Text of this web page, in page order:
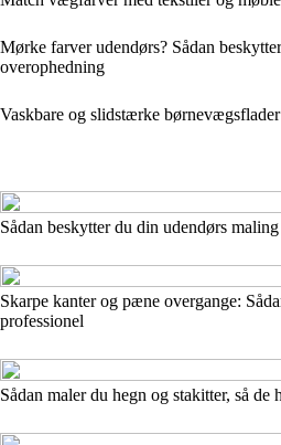
Mørke farver udendørs? Sådan
overophedning
Vaskbare og slidstærke
Sådan beskytter du din udendørs
Skarpe kanter og pæne overgange:
professionel
Sådan maler du hegn og stakitter, så